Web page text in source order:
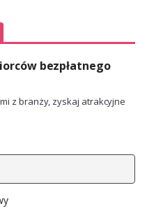
bezpłatnego
z branży, zyskaj atrakcyjne